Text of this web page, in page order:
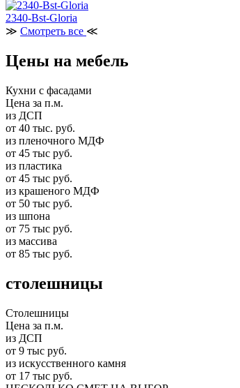
2340-Bst-Gloria
≫ Смотреть все ≪
Цены на мебель
Кухни с фасадами
Цена за п.м.
из ДСП
от 40 тыс. руб.
из пленочного МДФ
от 45 тыс руб.
из пластика
от 45 тыс руб.
из крашеного МДФ
от 50 тыс руб.
из шпона
от 75 тыс руб.
из массива
от 85 тыс руб.
столешницы
Столешницы
Цена за п.м.
из ДСП
от 9 тыс руб.
из искусственного камня
от 17 тыс руб.